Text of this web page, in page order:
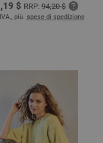
$ RRP:94,20 $
più. spese di spedizione